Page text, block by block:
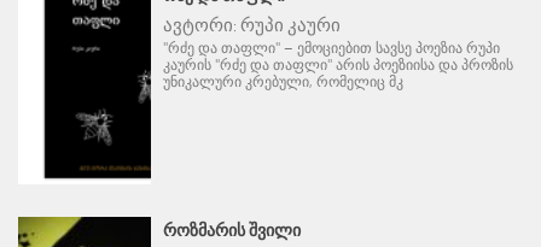
ავტორი: რუპი კაური
"რძე და თაფლი" – ემოციებით სავსე პოეზია რუპი
კაურის "რძე და თაფლი" არის პოეზიისა და პროზის
უნიკალური კრებული, რომელიც მკ
ᲠᲝᲖᲛᲐᲠᲘᲡ ᲨᲕᲘᲚᲘ